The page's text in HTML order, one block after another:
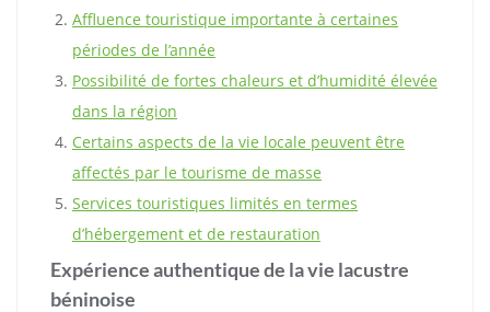
Affluence touristique importante à certaines
périodes de l’année
Possibilité de fortes chaleurs et d’humidité élevée
dans la région
Certains aspects de la vie locale peuvent être
affectés par le tourisme de masse
Services touristiques limités en termes
d’hébergement et de restauration
Expérience authentique de la vie lacustre
béninoise